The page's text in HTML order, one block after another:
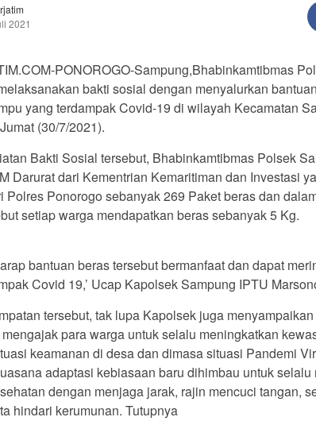
2021
PONOROGO-Sampung,Bhabinkamtibmas
bakti sosial dengan menyalurkan
yang terdampak Covid-19 di wilayah Kecamatan
(30/7/2021).
Bakti Sosial tersebut, Bhabinkamtibmas Polsek
Darurat dari Kementrian Kemaritiman dan Investasi
Polres Ponorogo sebanyak 269 Paket beras dan
setiap warga mendapatkan beras sebanyak 5 Kg.
bantuan beras tersebut bermanfaat dan dapat
Covid 19,’ Ucap Kapolsek Sampung IPTU
tersebut, tak lupa Kapolsek juga
para warga untuk selalu meningkatkan
keamanan di desa dan dimasa situasi Pandemi
adaptasi kebiasaan baru dihimbau untuk
dengan menjaga jarak, rajin mencuci tangan,
hindari kerumunan. Tutupnya